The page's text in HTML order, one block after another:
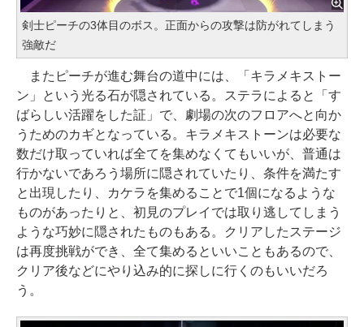
剣士ピーチの3体目のボス。正面からの攻撃は防がれてしまう
強敵だ
またピーチが進む舞台の道中には、「キラメキストー
ン」という光る石が隠されている。ステラによると「す
ばらしい活躍をした証」で、劇場の次のフロアへと向か
うためのカギとなっている。キラメキストーンは必要な
数だけ取っていれば全てを集めなくてもいいが、普通は
行かないであろう場所に隠されていたり、条件を満たす
と出現したり、カケラを集めることで1個になるような
ものがあったりと、初見のプレイでは取り逃してしまう
ような巧妙に隠されたものもある。クリアしたステージ
は再度挑戦ができ、全て集めるといいこともあるので、
クリア後などにやり込み的に探しに行くのもいいだろ
う。